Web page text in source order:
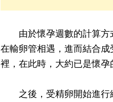
由於懷孕週數的計算方
在輸卵管相遇，進而結合
裡，在此時，大約已是懷孕
之後，受精卵開始進行